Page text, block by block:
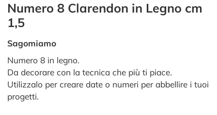
Numero 8 Clarendon in Legno cm
1,5
Sagomiamo
Numero 8 in legno.
Da decorare con la tecnica che più ti piace.
Utilizzalo per creare date o numeri per abbellire i tuoi
progetti.